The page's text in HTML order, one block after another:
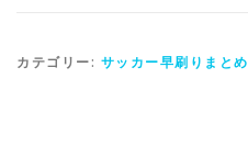
カテゴリー: サッカー早刷りまとめ